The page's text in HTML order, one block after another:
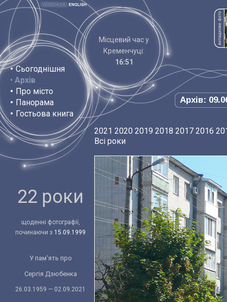
• Сьогоднішня
• Архів
• Про місто
• Панорама
• Гостьова книга
Місцевий час у
Кременчуці:
16:51
Архів:
22 роки
щоденні фотографії,
починаючи з 15.09.1999
У пам'ять про
Сергія Дзюбенка
26.03.1959 — 02.09.2021
2021 2020 2019 2018 2017 2016
Всі роки